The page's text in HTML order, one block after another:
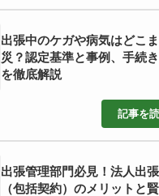
出張中のケガや病気はどこ
災？認定基準と事例、手続
を徹底解説
記事を
出張管理部門必見！法人出
（包括契約）のメリットと